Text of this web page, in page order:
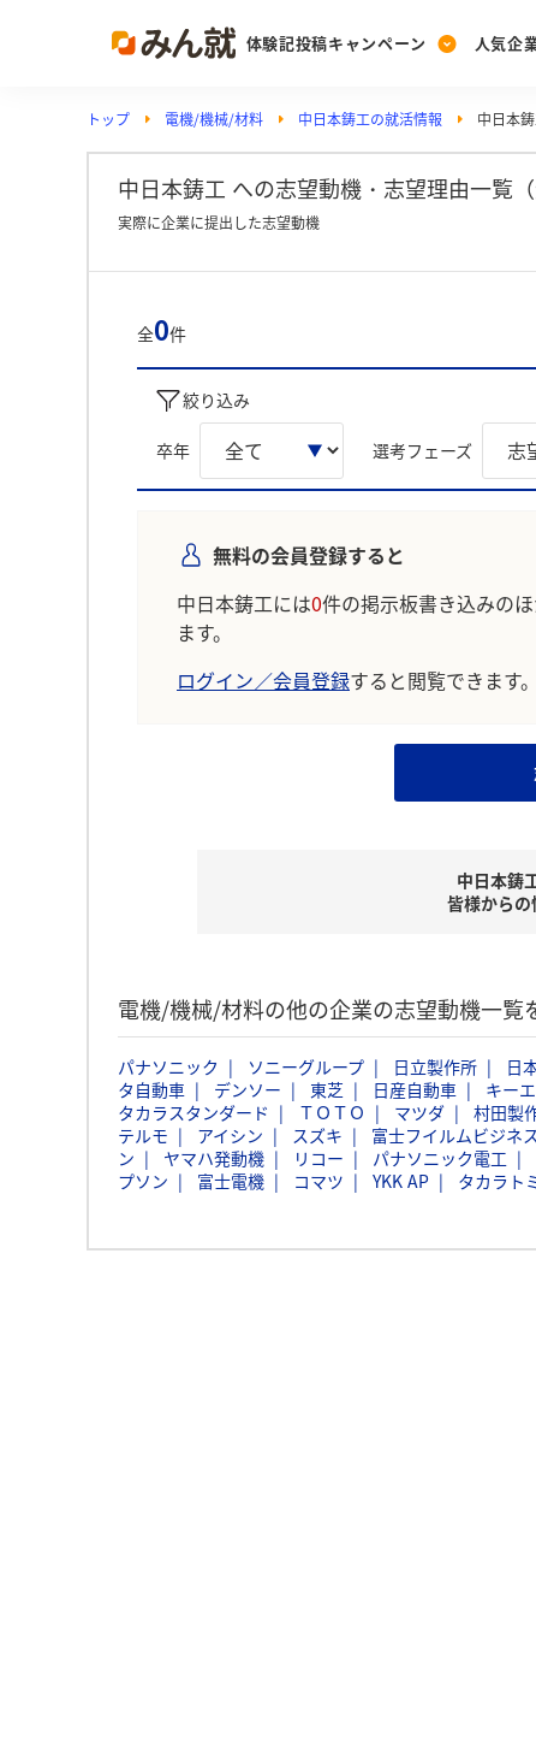
体験記投稿キャンペーン
Post
投稿する
人気企
Ranking
ランキングを見る
Vote
PickUp
注目の企業特集
トップ 電機/機械/材料 中日本鋳工の就活情報 中日本
中日本鋳工 への志望動機・志望理由一覧（
実際に企業に提出した志望動機
全0件
絞り込み
卒年 選考フェーズ
無料の会員登録すると
中日本鋳工には0件の掲示板書き込みの
ます。
ログイン／会員登録すると閲覧できます。
中日本鋳
皆様からの
電機/機械/材料の他の企業の志望動機一覧
パナソニック ソニーグループ 日立製作所 日
タ自動車
デンソー 東芝 日産自動車 キー
タカラスタンダード
ＴＯＴＯ マツダ 村田製
テルモ
アイシン スズキ 富士フイルムビジネ
ン
ヤマハ発動機 リコー パナソニック電工
プソン
富士電機 コマツ YKK AP タカラト